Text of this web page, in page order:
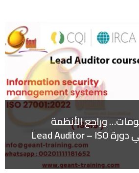
وراجع الأنظمة
باحتراف سجّل في دورة Lead Auditor – ISO